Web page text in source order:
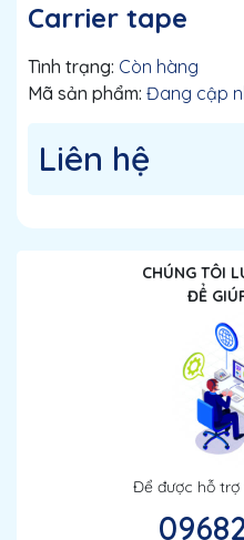
Carrier tape
Tình trạng: Còn hàng
Mã sản phẩm: Đang cập
Liên hệ
CHÚNG TÔI
ĐỂ
Để được hỗ